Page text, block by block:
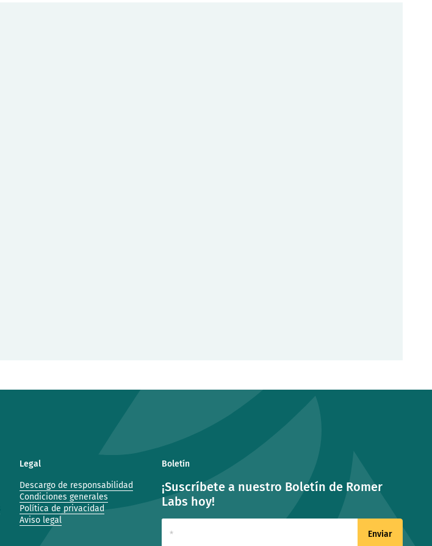
Legal
Descargo de responsabilidad
Condiciones generales
Política de privacidad
Aviso legal
Boletín
¡Suscríbete a nuestro Boletín de Romer
Labs hoy!